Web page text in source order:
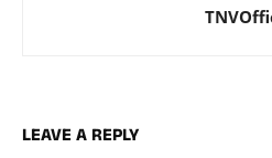
LEAVE A REPLY